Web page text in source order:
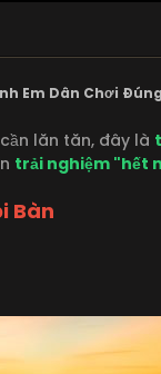
Em Dân Chơi
lăn tăn, đây là
trải nghiệm "hết
Bàn